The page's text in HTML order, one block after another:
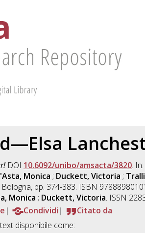
DOI 10.6092/unibo/amsacta/3820.
Monica ; Duckett, Victoria ;
pp. 374-383. ISBN
Monica ; Duckett, Victoria. ISSN
Condividi
Citato da
disponibile come: